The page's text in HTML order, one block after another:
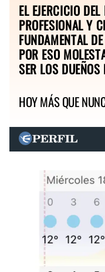
EL EJERCICIO
PROFESIONAL Y
FUNDAMENTAL
POR ESO
SER LOS
HOY MÁS QUE